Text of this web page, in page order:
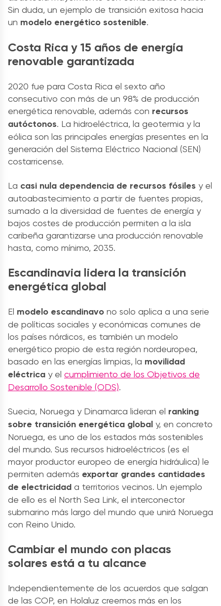
Sin duda, un ejemplo de transición exitosa hacia
un modelo energético sostenible.
Costa Rica y 15 años de energía
renovable garantizada
2020 fue para Costa Rica el sexto año
consecutivo con más de un 98% de producción
energética renovable, además con recursos
autóctonos. La hidroeléctrica, la geotermia y la
eólica son las principales energías presentes en la
generación del Sistema Eléctrico Nacional (SEN)
costarricense.
La casi nula dependencia de recursos fósiles y el
autoabastecimiento a partir de fuentes propias,
sumado a la diversidad de fuentes de energía y
bajos costes de producción permiten a la isla
caribeña garantizarse una producción renovable
hasta, como mínimo, 2035.
Escandinavia lidera la transición
energética global
El modelo escandinavo no solo aplica a una serie
de políticas sociales y económicas comunes de
los países nórdicos, es también un modelo
energético propio de esta región nordeuropea,
basado en las energías limpias, la movilidad
eléctrica y el cumplimiento de los Objetivos de
Desarrollo Sostenible (ODS).
Suecia, Noruega y Dinamarca lideran el ranking
sobre transición energética global y, en concreto
Noruega, es uno de los estados más sostenibles
del mundo. Sus recursos hidroeléctricos (es el
mayor productor europeo de energía hidráulica) le
permiten además exportar grandes cantidades
de electricidad a territorios vecinos. Un ejemplo
de ello es el North Sea Link, el interconector
submarino más largo del mundo que unirá Noruega
con Reino Unido.
Cambiar el mundo con placas
solares está a tu alcance
Independientemente de los acuerdos que salgan
de las COP, en Holaluz creemos más en los